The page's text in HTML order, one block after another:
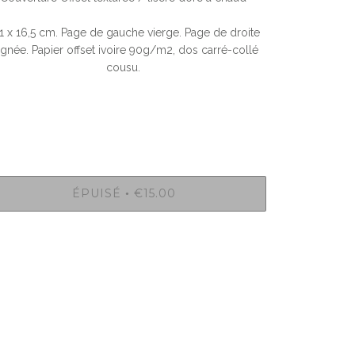
x 16,5 cm. Page de gauche vierge. Page de droite
Papier offset ivoire 90g/m2, dos carré-collé
cousu.
ÉPUISÉ • €15.00